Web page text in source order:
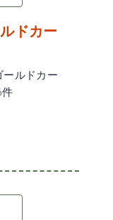
ドカー
ルドカー